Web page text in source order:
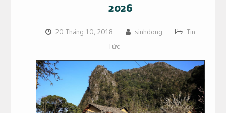
2026
20 Tháng 10, 2018 sinhdong
Tin
Tức